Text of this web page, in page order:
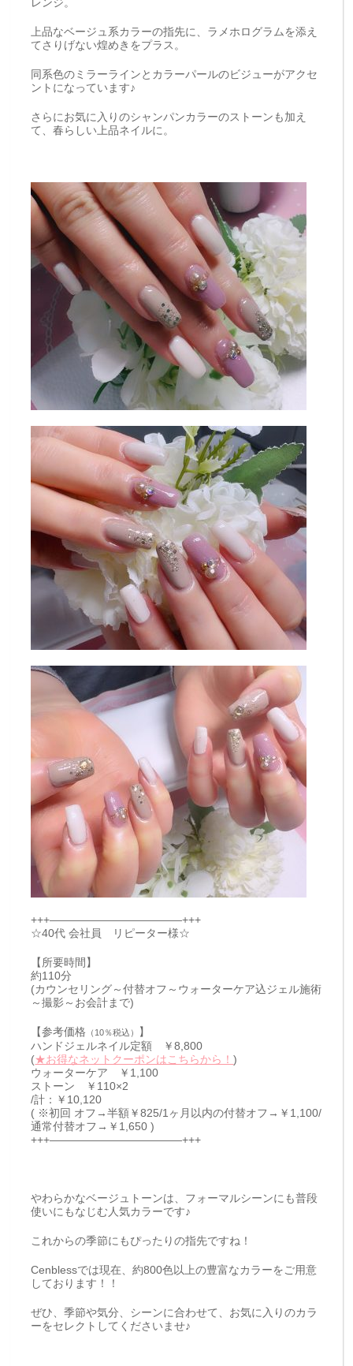
上品なベージュ 系カラーの指先に、 ラメ ホログラムを添え
て さりげない煌めき をプラス。
同系色のミラーラインと カラーパールのビジューがアクセ
ント になってい ます♪
さらにお気に入りのシャンパンカラーのストーンも加え
て、春らしい 上品ネイルに。
+++————————————+++
☆40代 会社員 リピーター様☆
【所要時間】
約110分
(カウンセリング～付替オフ～ウォーターケア込ジェル施術
～撮影～お会計まで)
【参考価格 （10％税込）
】
ハンドジェルネイル定額 ￥8,800
(★お得なネットクーポンはこちらから！)
ウォーターケア ￥1,100
ストーン ￥110×2
/計：￥10,120
( ※初回 オフ→半額￥825/1ヶ月以内の付替オフ→￥1,100/
通常付替オフ→￥1,650 )
+++————————————+++
やわらかなベージュ トーンは、 フォーマルシーンに も普段
使いに もなじむ 人気カラーです♪
これからの季節に もぴったりの指先ですね！
Cenblessでは現在、約800色以上の豊富なカラーをご用意
しております！！
ぜひ、季節や気分、シーンに合わせて、お気に入りのカラ
ーをセレクトしてくださいませ♪